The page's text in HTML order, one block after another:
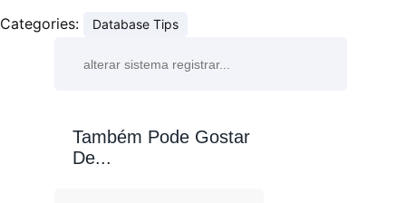
Categories: Database Tips
Também Pode Gostar
De...